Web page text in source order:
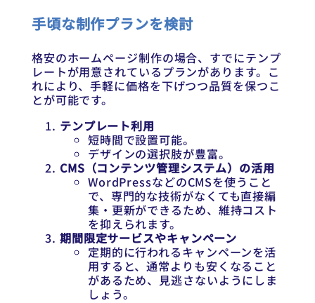
手頃な制作プランを検討
格安のホームページ制作の場合、すでにテンプ
レートが用意されているプランがあります。こ
れにより、手軽に価格を下げつつ品質を保つこ
とが可能です。
テンプレート利用
短時間で設置可能。
デザインの選択肢が豊富。
CMS（コンテンツ管理システム）の活用
WordPressなどのCMSを使うこと
で、専門的な技術がなくても直接編
集・更新ができるため、維持コスト
を抑えられます。
期間限定サービスやキャンペーン
定期的に行われるキャンペーンを活
用すると、通常よりも安くなること
があるため、見逃さないようにしま
しょう。